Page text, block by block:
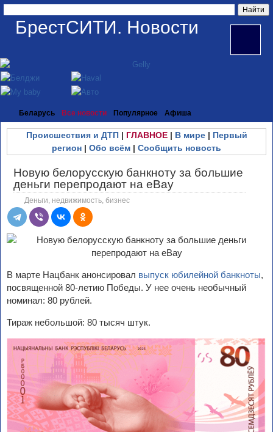
БрестСИТИ. Новости
Беларусь Все новости Популярное Афиша
Происшествия и ДТП| ГЛАВНОЕ| В мире| Первый
регион | Обо всём | Сообщить новость
Новую белорусскую банкноту за большие
деньги перепродают на eBay
Деньги, недвижимость, бизнес
В марте Нацбанк анонсировал выпуск юбилейной банкноты,
посвященной 80-летию Победы. У нее очень необычный
номинал: 80 рублей.
Тираж небольшой: 80 тысяч штук.